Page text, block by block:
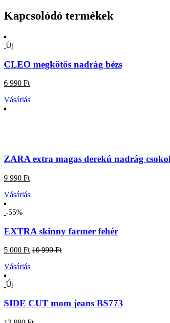
Kapcsolódó termékek
Új
CLEO megkötős nadrág bézs
6 990 Ft
Vásárlás
ZARA extra magas derekú nadrág
9 990 Ft
Vásárlás
-55%
EXTRA skinny farmer fehér
5 000 Ft 10 990 Ft
Vásárlás
Új
SIDE CUT mom jeans BS773